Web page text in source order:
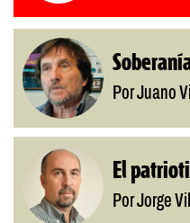
Por Juano
El
Por Jorge